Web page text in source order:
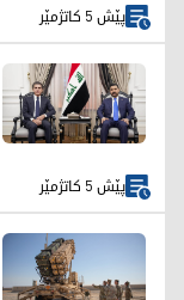
پێش 5 کاتژمێر
پێش 5 کاتژمێر